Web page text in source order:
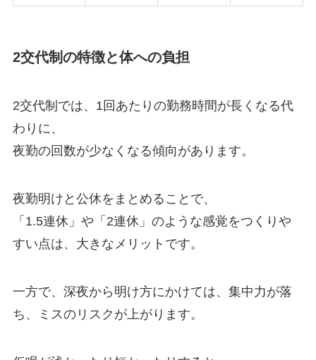
2交代制の特徴と体への負担
2交代制では、1回あたりの勤務時間が長くなる代
わりに、
夜勤の回数が少なくなる傾向があります。
夜勤明けと公休をまとめることで、
「1.5連休」や「2連休」のような感覚をつくりや
すい点は、大きなメリットです。
一方で、深夜から明け方にかけては、集中力が落
ち、ミスのリスクが上がります。